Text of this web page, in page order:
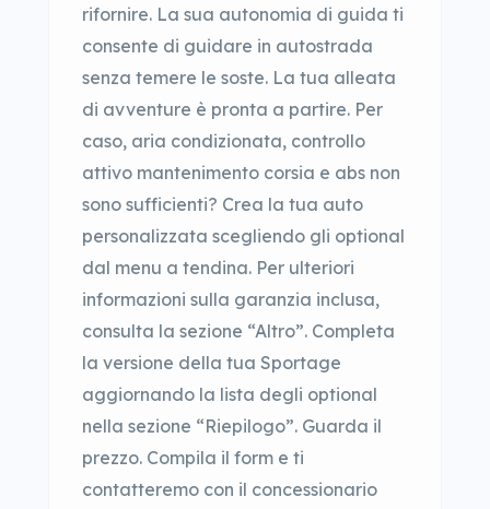
rifornire. La sua autonomia di guida ti
consente di guidare in autostrada
senza temere le soste. La tua alleata
di avventure è pronta a partire. Per
caso, aria condizionata, controllo
attivo mantenimento corsia e abs non
sono sufficienti? Crea la tua auto
personalizzata scegliendo gli optional
dal menu a tendina. Per ulteriori
informazioni sulla garanzia inclusa,
consulta la sezione “Altro”. Completa
la versione della tua Sportage
aggiornando la lista degli optional
nella sezione “Riepilogo”. Guarda il
prezzo. Compila il form e ti
contatteremo con il concessionario